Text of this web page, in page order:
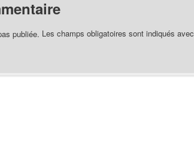
publiée. Les champs obligatoires sont indiqués avec